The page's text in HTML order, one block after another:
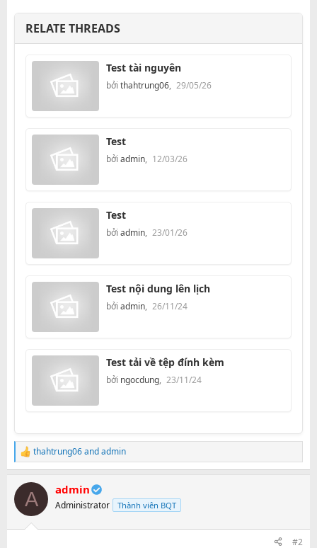
RELATE THREADS
Test tài nguyên
bởi thahtrung06, 29/05/26
Test
bởi admin, 12/03/26
Test
bởi admin, 23/01/26
Test nội dung lên lịch
bởi admin, 26/11/24
Test tải về tệp đính kèm
bởi ngocdung, 23/11/24
R
e
c
i
thahtrung06andadmin
A admin
Administrator Thành viên BQT
#2